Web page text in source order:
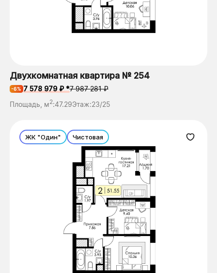
Двухкомнатная квартира № 254
-6% 7 578 979 ₽ *7 987 281 ₽
Площадь, м2:47.29Этаж:23/25
ЖК "Один" Чистовая